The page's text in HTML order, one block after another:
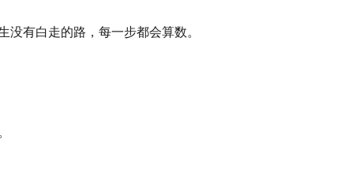
没有白走的路，每一步都会算数。